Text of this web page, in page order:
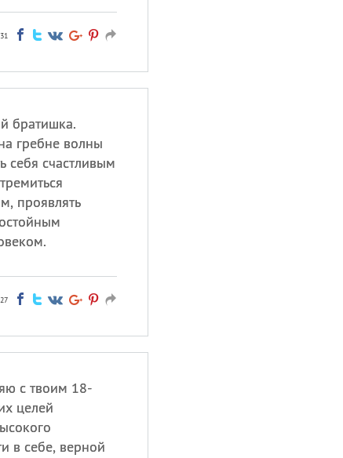
братишка.
гребне волны
себя счастливым
проявлять
с твоим 18-
целей
в себе, верной